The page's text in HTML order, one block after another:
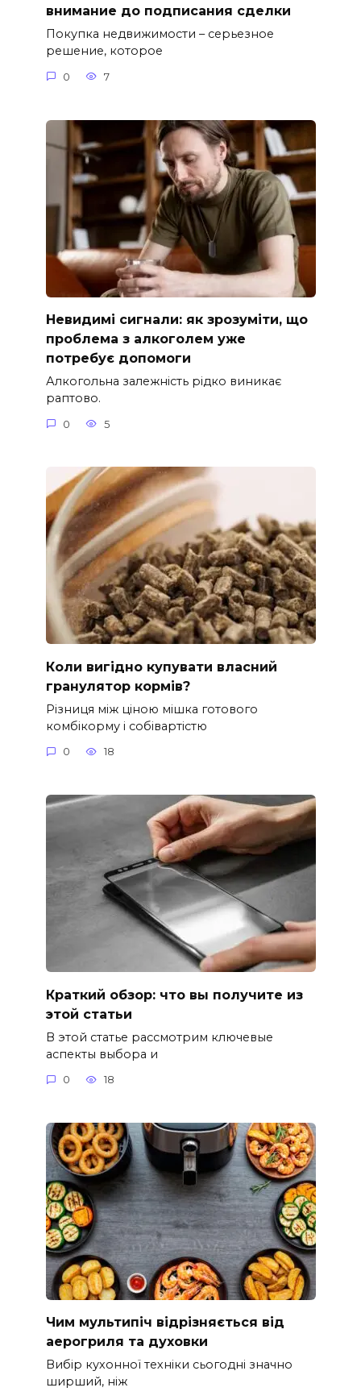
внимание до подписания сделки
Покупка недвижимости – серьезное
решение, которое
0 7
Невидимі сигнали: як зрозуміти, що
проблема з алкоголем уже
потребує допомоги
Алкогольна залежність рідко виникає
раптово.
0 5
Коли вигідно купувати власний
гранулятор кормів?
Різниця між ціною мішка готового
комбікорму і собівартістю
0 18
Краткий обзор: что вы получите из
этой статьи
В этой статье рассмотрим ключевые
аспекты выбора и
0 18
Чим мультипіч відрізняється від
аерогриля та духовки
Вибір кухонної техніки сьогодні значно
ширший, ніж